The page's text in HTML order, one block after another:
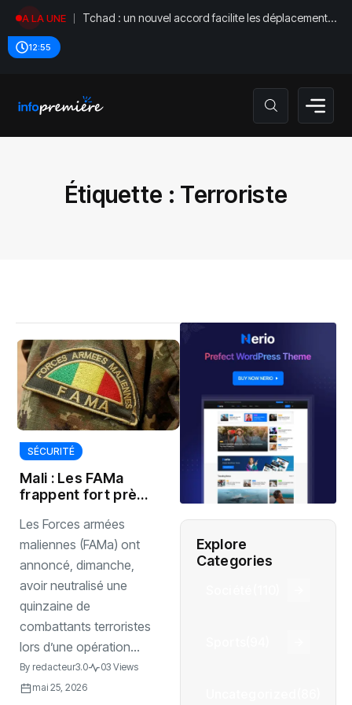
A LA UNE
Tchad : un nouvel accord facilite les déplacements
12:55
Étiquette : Terroriste
SÉCURITÉ
Mali : Les FAMa
frappent fort près
‎Les Forces armées
maliennes (FAMa) ont
annoncé, dimanche,
avoir neutralisé une
quinzaine de
combattants terroristes
lors d’une opération...
By redacteur3.0
03 Views
mai 25, 2026
Explore
Categories